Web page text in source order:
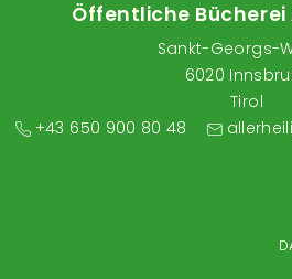
Öffentliche
Sankt-Georgs-
6020
Tirol
+43 650 900 80 48